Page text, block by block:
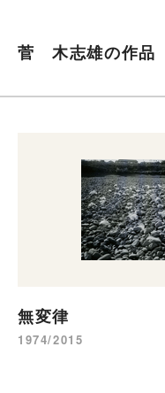
菅 木志雄の作品
無変律
1974/2015